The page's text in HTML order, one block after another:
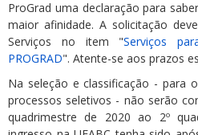
ProGrad uma declaração para
maior afinidade. A solicitação
Serviços no item "Serviços
PROGRAD". Atente-se aos prazos
Na seleção e classificação - para
processos seletivos - não serão
quadrimestre de 2020 ao 2º